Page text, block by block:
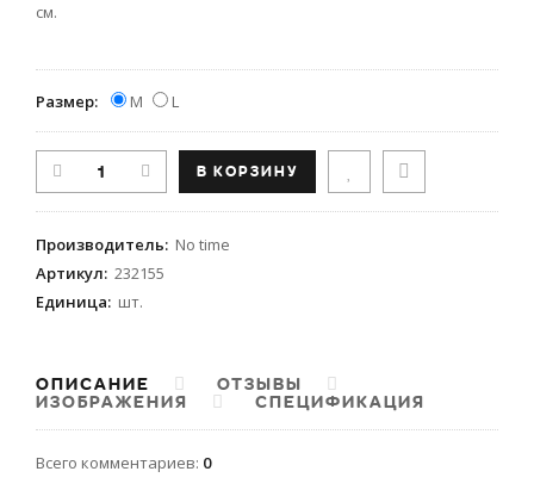
см.
Размер: M L
Производитель: No time
Артикул: 232155
Единица: шт.
ОПИСАНИЕ
ОТЗЫВЫ
ИЗОБРАЖЕНИЯ
СПЕЦИФИКАЦИЯ
Всего комментариев: 0